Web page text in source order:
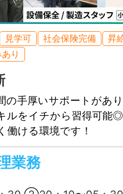
見学可 社会保険完備
昇
り
の手厚いサポートがあ
ルをイチから習得可能
働ける環境です！
業務